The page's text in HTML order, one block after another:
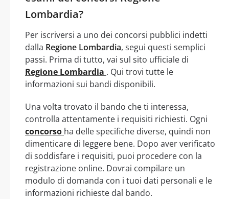
Lombardia?
Per iscriversi a uno dei concorsi pubblici indetti
dalla Regione Lombardia, segui questi semplici
passi. Prima di tutto, vai sul sito ufficiale di
Regione Lombardia . Qui trovi tutte le
informazioni sui bandi disponibili.
Una volta trovato il bando che ti interessa,
controlla attentamente i requisiti richiesti. Ogni
concorso ha delle specifiche diverse, quindi non
dimenticare di leggere bene. Dopo aver verificato
di soddisfare i requisiti, puoi procedere con la
registrazione online. Dovrai compilare un
modulo di domanda con i tuoi dati personali e le
informazioni richieste dal bando.